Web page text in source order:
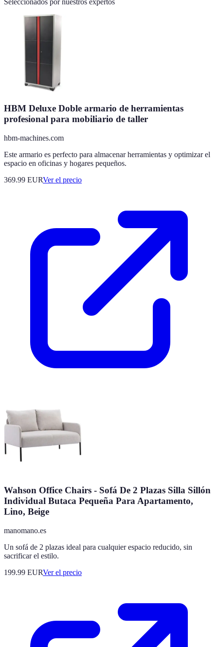
Seleccionados por nuestros expertos
HBM Deluxe Doble armario de herramientas
profesional para mobiliario de taller
hbm-machines.com
Este armario es perfecto para almacenar herramientas y optimizar el
espacio en oficinas y hogares pequeños.
369.99 EURVer el precio
Wahson Office Chairs - Sofá De 2 Plazas Silla Sillón
Individual Butaca Pequeña Para Apartamento,
Lino, Beige
manomano.es
Un sofá de 2 plazas ideal para cualquier espacio reducido, sin
sacrificar el estilo.
199.99 EURVer el precio